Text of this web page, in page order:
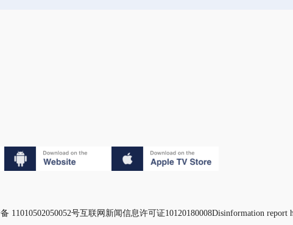
11010502050052号互联网新闻信息许可证10120180008Disinformation report